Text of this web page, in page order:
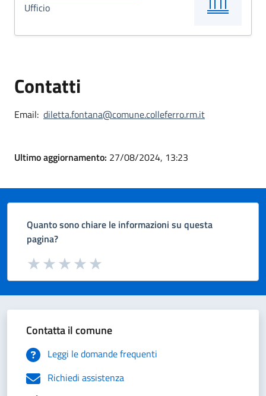
Ufficio
Contatti
Email: diletta.fontana@comune.colleferro.rm.it
Ultimo aggiornamento: 27/08/2024, 13:23
Quanto sono chiare le informazioni su questa
pagina?
Valuta da 1 a 5 stelle la pagina
Valuta 5 stelle su 5
Valuta 4 stelle su 5
Valuta 3 stelle su 5
Valuta 2 stelle su 5
Valuta 1 stelle su 5
Contatta il comune
Leggi le domande frequenti
Richiedi assistenza